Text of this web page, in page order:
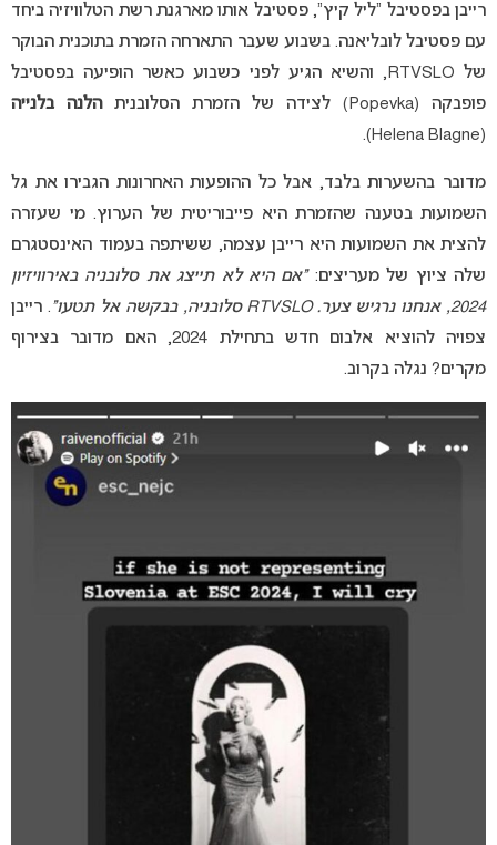
רייבן בפסטיבל “ליל קיץ”, פסטיבל אותו מארגנת רשת הטלוויזיה ביחד
עם פסטיבל לובליאנה. בשבוע שעבר התארחה הזמרת בתוכנית הבוקר
של RTVSLO, והשיא הגיע לפני כשבוע כאשר הופיעה בפסטיבל
פופבקה (Popevka) לצידה של הזמרת הסלובנית
הלנה בלנייה
(Helena Blagne).
מדובר בהשערות בלבד, אבל כל ההופעות האחרונות הגבירו את גל
השמועות בטענה שהזמרת היא פייבוריטית של הערוץ. מי שעזרה
להצית את השמועות היא רייבן עצמה, ששיתפה בעמוד האינסטגרם
שלה ציוץ של מעריצים:“אם היא לא תייצג את סלובניה באירוויזיון
2024, אנחנו נרגיש צער. RTVSLO סלובניה, בבקשה אל תטעו”
. רייבן
צפויה להוציא אלבום חדש בתחילת 2024, האם מדובר בצירוף
מקרים? נגלה בקרוב.